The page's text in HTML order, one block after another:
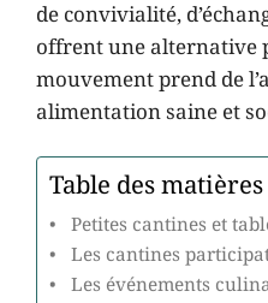
de convivialité,
offrent une alternative
mouvement prend de
alimentation saine et
Table des matières
Petites cantines et
Les cantines
Les événements